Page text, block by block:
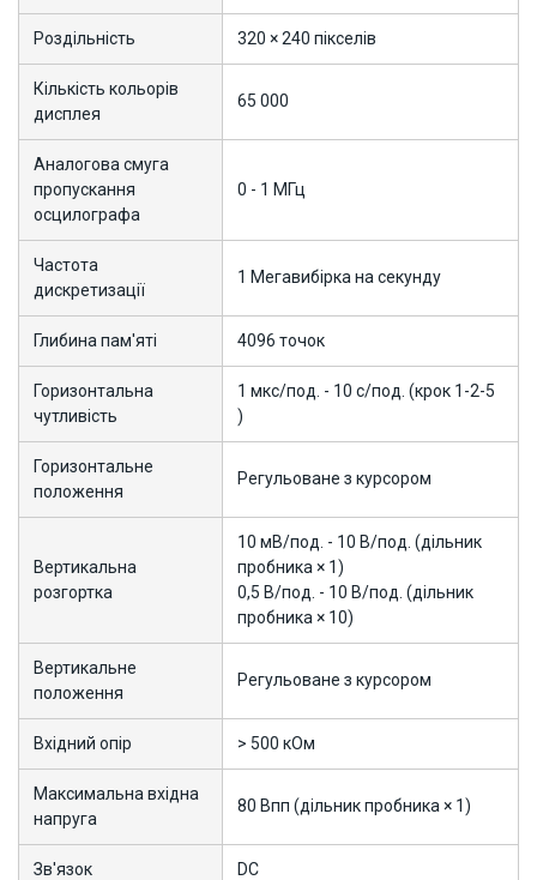
Роздільність 320 × 240 пікселів
Кількість кольорів
дисплея
65 000
Аналогова смуга
пропускання
осцилографа
0 - 1 МГц
Частота
дискретизації
1 Мегавибірка на секунду
Глибина пам'яті 4096 точок
Горизонтальна
чутливість
1 мкс/под. - 10 с/под. (крок 1-2-5
)
Горизонтальне
положення
Регульоване з курсором
Вертикальна
розгортка
10 мВ/под. - 10 В/под. (дільник
пробника × 1)
0,5 В/под. - 10 В/под. (дільник
пробника × 10)
Вертикальне
положення
Регульоване з курсором
Вхідний опір > 500 кОм
Максимальна вхідна
напруга
80 Впп (дільник пробника × 1)
Зв'язок DC